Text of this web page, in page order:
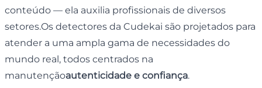
conteúdo — ela auxilia profissionais de diversos
setores.Os detectores da Cudekai são projetados para
atender a uma ampla gama de necessidades do
mundo real, todos centrados na
manutençãoautenticidade e confiança.